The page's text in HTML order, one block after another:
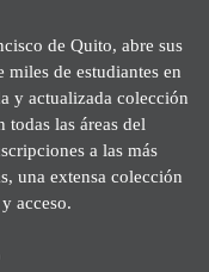
de Quito, abre sus
de estudiantes en
y actualizada colección
las áreas del
a las más
una extensa colección
acceso.